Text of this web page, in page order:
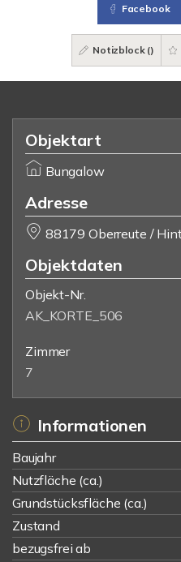
Facebook
Notizblock ()
Objektart
Bungalow
Adresse
88179 Oberreute /
Objektdaten
Objekt-Nr.
AK_KORTE_506
Zimmer
7
Informationen
Baujahr
Nutzfläche (ca.)
Grundstücksfläche (ca.)
Zustand
bezugsfrei ab